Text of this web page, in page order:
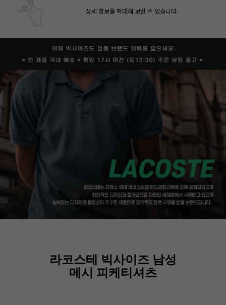
상세 정보를 확대해 보실 수 있습니다.
라코스테 빅사이즈 남성
메시 피케티셔츠